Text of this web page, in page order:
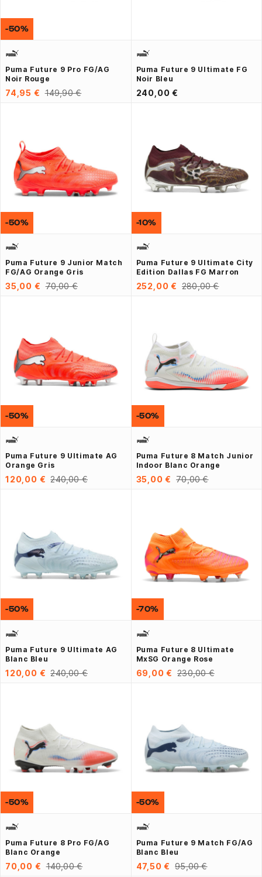
Puma Future 9 Pro FG/AG
Noir Rouge
74,95 € 149,90 €
-50%
Puma Future 9 Ultimate FG
Noir Bleu
240,00 €
Puma Future 9 Junior Match
FG/AG Orange Gris
35,00 € 70,00 €
-50%
Puma Future 9 Ultimate City
Edition Dallas FG Marron
252,00 € 280,00 €
-10%
Puma Future 9 Ultimate AG
Orange Gris
120,00 € 240,00 €
-50%
Puma Future 8 Match Junior
Indoor Blanc Orange
35,00 € 70,00 €
-50%
Puma Future 9 Ultimate AG
Blanc Bleu
120,00 € 240,00 €
-50%
Puma Future 8 Ultimate
MxSG Orange Rose
69,00 € 230,00 €
-70%
Puma Future 8 Pro FG/AG
Blanc Orange
70,00 € 140,00 €
-50%
Puma Future 9 Match FG/AG
Blanc Bleu
47,50 € 95,00 €
-50%